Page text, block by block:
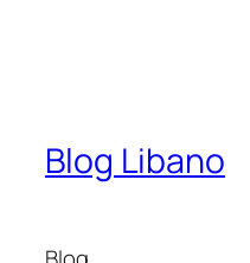
Blog Libano